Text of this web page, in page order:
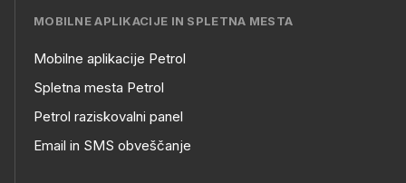
MOBILNE APLIKACIJE IN SPLETNA MESTA
MOBILNE
APLIKACIJE
Mobilne aplikacije Petrol
Spletna mesta Petrol
Petrol raziskovalni panel
Email in SMS obveščanje